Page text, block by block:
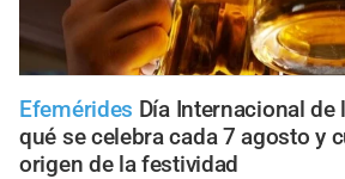
Efemérides Día Internacional de
qué se celebra cada 7 agosto y
origen de la festividad